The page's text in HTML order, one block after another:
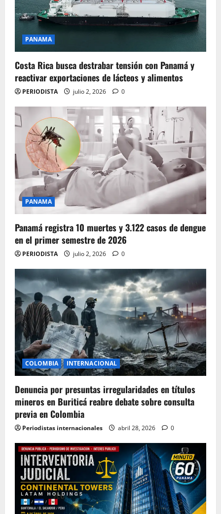
PANAMA
Costa Rica busca destrabar tensión con Panamá y
reactivar exportaciones de lácteos y alimentos
PERIODISTA julio 2, 2026 0
PANAMA
Panamá registra 10 muertes y 3.122 casos de dengue
en el primer semestre de 2026
PERIODISTA julio 2, 2026 0
COLOMBIA INTERNACIONAL
Denuncia por presuntas irregularidades en títulos
mineros en Buriticá reabre debate sobre consulta
previa en Colombia
Periodistas internacionales abril 28, 2026 0